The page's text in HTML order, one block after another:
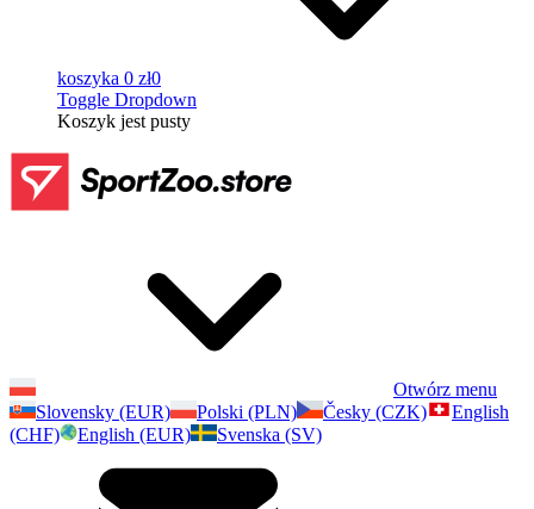
koszyka 0 zł0
Toggle Dropdown
Koszyk jest pusty
Otwórz menu
Slovensky (EUR)
Polski (PLN) Česky (CZK)
English
(CHF)
English (EUR) Svenska (SV)